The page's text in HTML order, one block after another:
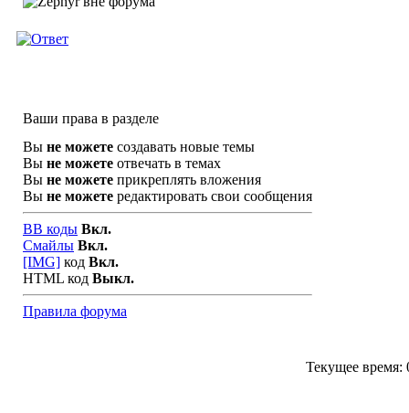
Ваши права в разделе
Вы не можете создавать новые темы
Вы не можете отвечать в темах
Вы не можете прикреплять вложения
Вы не можете редактировать свои сообщения
BB коды Вкл.
Смайлы Вкл.
[IMG] код Вкл.
HTML код Выкл.
Правила форума
Текущее время: